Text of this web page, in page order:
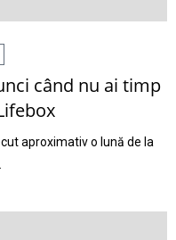
când nu ai timp
aproximativ o lună de la